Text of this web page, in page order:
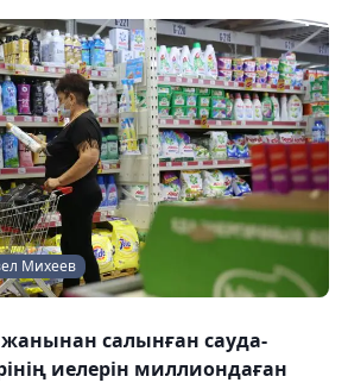
Михеев
салынған сауда-
иелерін миллиондаған